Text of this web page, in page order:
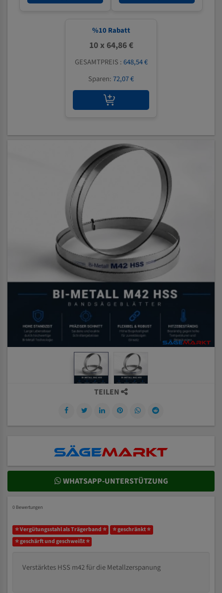
%10 Rabatt
10 x 64,86 €
GESAMTPREIS :648,54 €
Sparen:72,07 €
TEILEN
WHATSAPP-UNTERSTÜTZUNG
0 Bewertungen
⭐ Vergütungsstahl als Trägerband ⭐
⭐ geschränkt ⭐
⭐ geschärft und geschweißt ⭐
Verstärktes HSS m42 für die Metallzerspanung